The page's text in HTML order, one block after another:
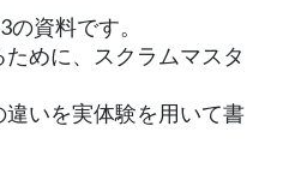
資料です。
めに、スクラムマスタ
いを実体験を用いて書